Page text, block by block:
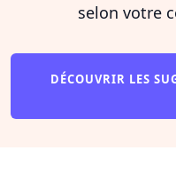
selon votre
DÉCOUVRIR LES